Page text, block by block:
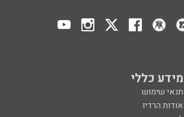
מידע כללי
תנאי שימוש
אודות הרדיו